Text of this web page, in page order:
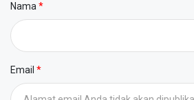
Nama
Email